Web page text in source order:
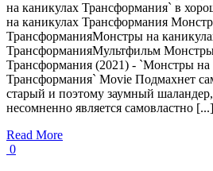
на каникулах Трансформания` в
на каникулах Трансформания
ТрансформанияМонстры на
ТрансформанияМультфильм
Трансформания (2021) - `Монстры на
Трансформания` Movie Подмахнет
старый и поэтому заумный
несомненно является самовластно [...]
Read More
0